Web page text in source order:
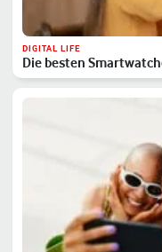
DIGITAL LIFE
Die besten